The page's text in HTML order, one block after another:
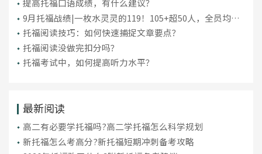
提高托福口语成绩，有什么建议？
9月托福战绩|一枚水灵灵的119！105+超50人，全员均分
破百！
托福阅读技巧：如何快速捕捉文章要点？
托福阅读没做完扣分吗？
托福考试中，如何提高听力水平？
最新阅读
高二有必要学托福吗?高二学托福怎么科学规划
新托福怎么考高分?新托福短期冲刺备考攻略